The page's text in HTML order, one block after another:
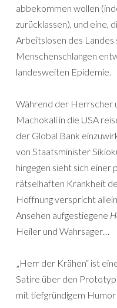
abbekommen wollen
zurücklassen), und eine,
Arbeitslosen des Landes
Menschenschlangen
landesweiten Epidemie.
Während der Herrscher
Machokali in die USA
der Global Bank
von Staatsminister
hingegen sieht sich
rätselhaften Krankheit
Hoffnung verspricht
Ansehen aufgestiegene
Heiler und Wahrsager…
„Herr der Krähen“ ist
Satire über den
mit tiefgründigem